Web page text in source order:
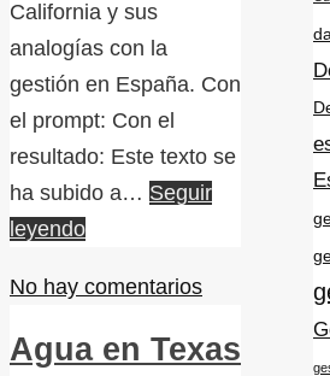
California y sus
analogías con la
gestión en España. Con
el prompt: Con el
resultado: Este texto se
ha subido a… Seguir
leyendo
No hay comentarios
Agua en Texas